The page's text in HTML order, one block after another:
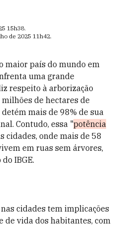
15h38.
de 2025 11h42.
maior país do mundo em
uma grande
respeito à arborização
de hectares de
mais de 98% de sua
Contudo, essa "potência
cidades, onde mais de 58
em ruas sem árvores,
IBGE.
nas cidades tem implicações
de vida dos habitantes, com